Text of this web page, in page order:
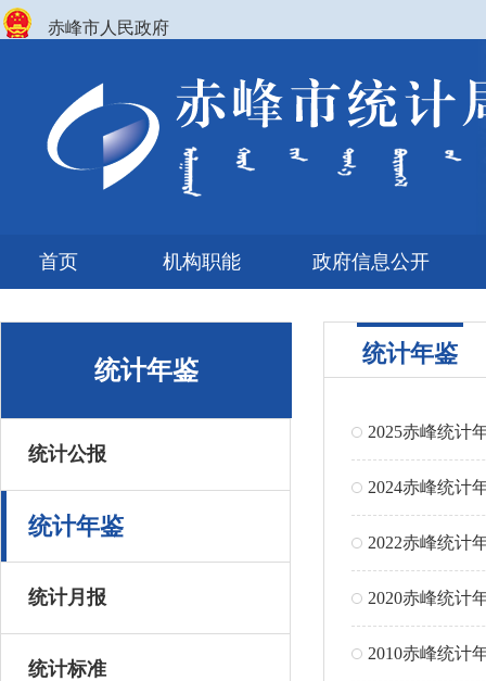
赤峰市人民政府
首页 机构职能 政府信息公开
统计年鉴
统计公报
统计年鉴
统计月报
统计标准
统计年鉴
2025赤峰统计
2024赤峰统计
2022赤峰统计
2020赤峰统计
2010赤峰统计